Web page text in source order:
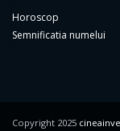
Horoscop
Semnificatia numelui
Copyright 2025